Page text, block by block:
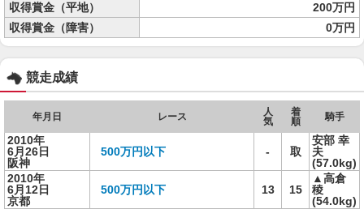
収得賞金（平地）
200万円
収得賞金（障害）
0万円
競走成績
年月日 レース
人
気
着
順
騎手
2010年
6月26日
阪神
500万円以下 - 取
安部 幸
夫
(57.0kg)
2010年
6月12日
京都
500万円以下 13 15
▲高倉
稜
(54.0kg)